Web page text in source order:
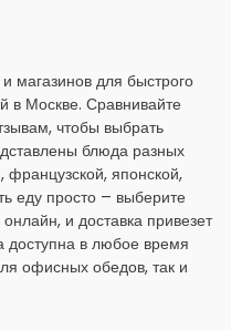
магазинов для быстрого
в Москве. Сравнивайте
чтобы выбрать
блюда разных
французской, японской,
еду просто – выберите
и доставка привезет
доступна в любое время
офисных обедов, так и